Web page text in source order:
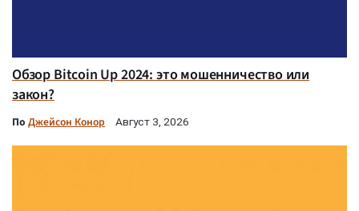
Обзор Bitcoin Up 2024: это мошенничество или
закон?
По Джейсон Конор Август 3, 2026